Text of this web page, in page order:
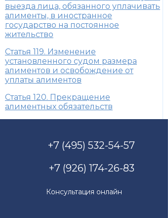
выезда лица, обязанного уплачивать
алименты, в иностранное
государство на постоянное
жительство
Статья 119. Изменение
установленного судом размера
алиментов и освобождение от
уплаты алиментов
Статья 120. Прекращение
алиментных обязательств
+7 (495) 532-54-57
+7 (926) 174-26-83
Консультация онлайн